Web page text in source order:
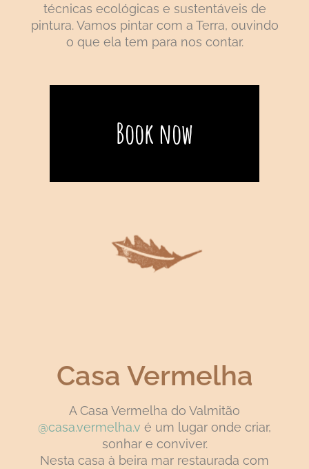
técnicas ecológicas e sustentáveis de
pintura. Vamos pintar com a Terra, ouvindo
o que ela tem para nos contar.
Book now
Casa Vermelha
A Casa Vermelha do Valmitão
@casa.vermelha.v é um lugar onde criar,
sonhar e conviver.
Nesta casa à beira mar restaurada com